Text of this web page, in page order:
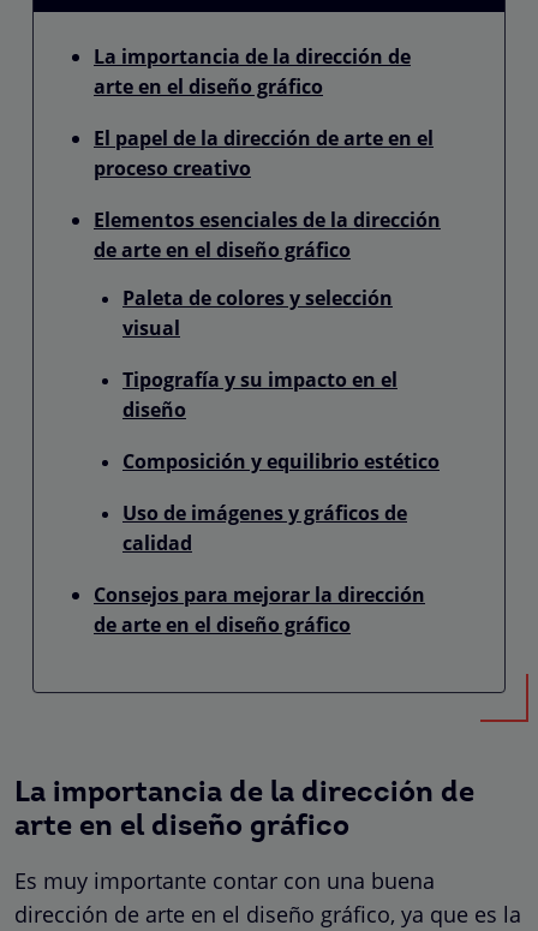
La importancia de la dirección de
arte en el diseño gráfico
El papel de la dirección de arte en el
proceso creativo
Elementos esenciales de la dirección
de arte en el diseño gráfico
Paleta de colores y selección
visual
Tipografía y su impacto en el
diseño
Composición y equilibrio estético
Uso de imágenes y gráficos de
calidad
Consejos para mejorar la dirección
de arte en el diseño gráfico
La importancia de la dirección de
arte en el diseño gráfico
Es muy importante contar con una buena
dirección de arte en el diseño gráfico, ya que es la